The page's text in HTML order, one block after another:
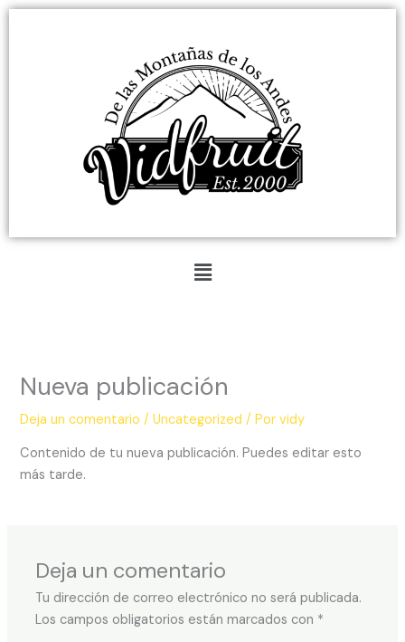
Ir
Menú
Nueva publicación
Deja un comentario /Uncategorized / Porvidy
Contenido de tu nueva publicación. Puedes editar esto
más tarde.
Deja un comentario
Tu dirección de correo electrónico no será publicada.
Los campos obligatorios están marcados con *